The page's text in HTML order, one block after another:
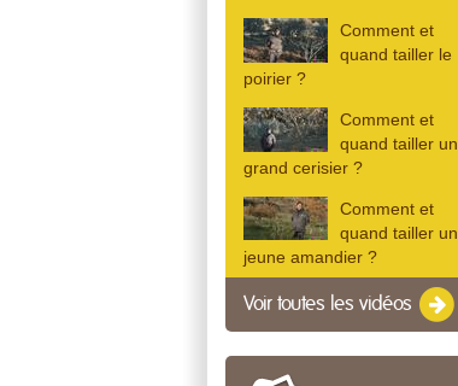
Comment et
quand tailler le
poirier ?
Comment et
quand tailler un
grand cerisier ?
Comment et
quand tailler un
jeune amandier ?
Voir toutes les vidéos